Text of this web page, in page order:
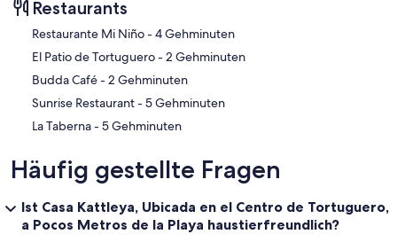
Restaurants
‪Restaurante Mi Niño - ‬4 Gehminuten
‪El Patio de Tortuguero - ‬2 Gehminuten
‪Budda Café - ‬2 Gehminuten
‪Sunrise Restaurant - ‬5 Gehminuten
‪La Taberna - ‬5 Gehminuten
Häufig gestellte Fragen
Ist Casa Kattleya, Ubicada en el Centro de Tortuguero,
a Pocos Metros de la Playa haustierfreundlich?